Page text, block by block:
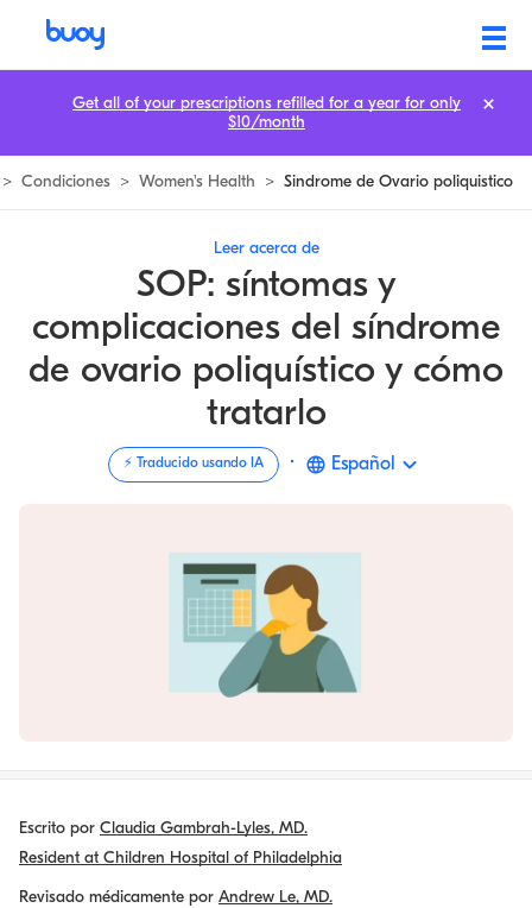
> Condiciones > Women's Health > Sindrome de Ovario poliquistico
Leer acerca de
SOP: síntomas y
complicaciones del síndrome
de ovario poliquístico y cómo
tratarlo
⚡️ Traducido usando IA · Español
Escrito por Claudia Gambrah-Lyles, MD.
Resident at Children Hospital of Philadelphia
Revisado médicamente por Andrew Le, MD.
Get all of your prescriptions refilled for a year for only
$10/month